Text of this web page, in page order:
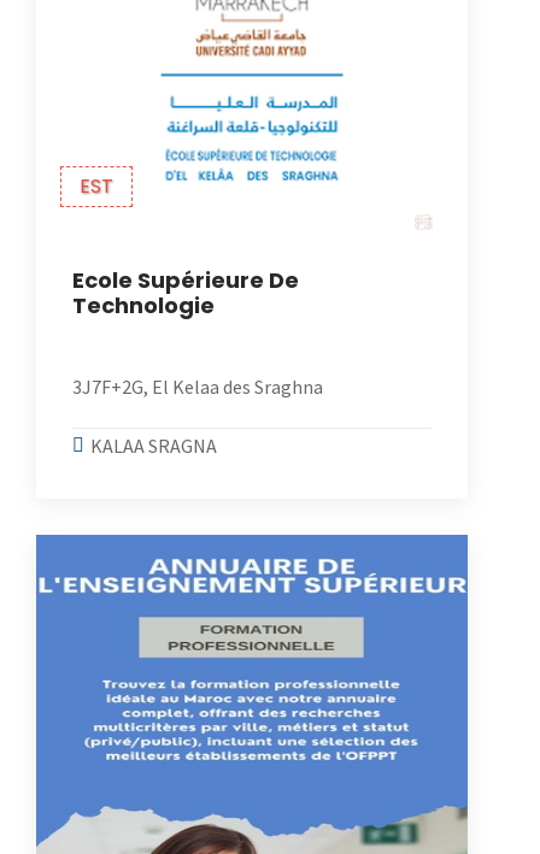
EST
Ecole Supérieure De
Technologie
3J7F+2G, El Kelaa des Sraghna
KALAA SRAGNA